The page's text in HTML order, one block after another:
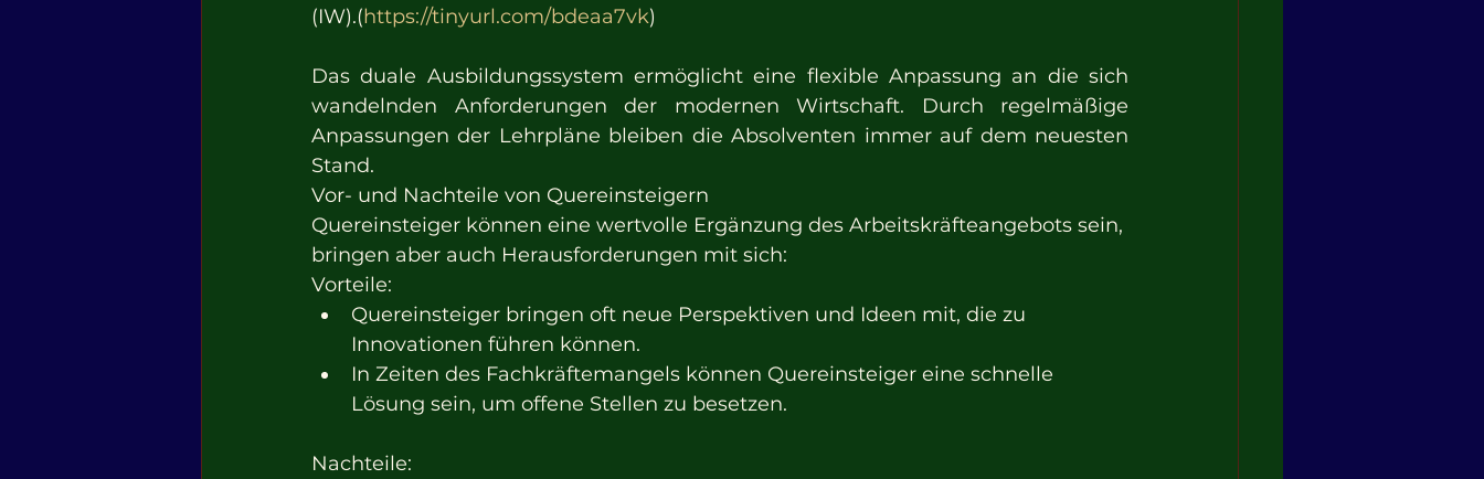
(IW).(https://tinyurl.com/bdeaa7vk)
Das duale Ausbildungssystem ermöglicht eine flexible Anpassung an die sich
wandelnden Anforderungen der modernen Wirtschaft. Durch regelmäßige
Anpassungen der Lehrpläne bleiben die Absolventen immer auf dem neuesten
Stand.
Vor- und Nachteile von Quereinsteigern
Quereinsteiger können eine wertvolle Ergänzung des Arbeitskräfteangebots sein,
bringen aber auch Herausforderungen mit sich:
Vorteile:
Quereinsteiger bringen oft neue Perspektiven und Ideen mit, die zu
Innovationen führen können.
In Zeiten des Fachkräftemangels können Quereinsteiger eine schnelle
Lösung sein, um offene Stellen zu besetzen.
Nachteile: